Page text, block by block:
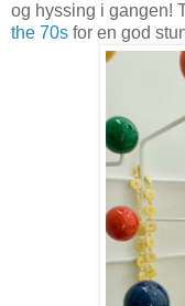
og hyssing i gangen!
the 70s for en god